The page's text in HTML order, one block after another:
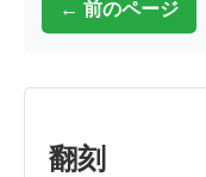
← 前のページ
翻刻